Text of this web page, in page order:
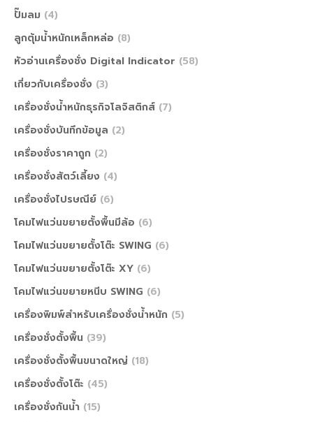
ปั๊มลม (4)
ลูกตุ้มน้ำหนักเหล็กหล่อ (8)
หัวอ่านเครื่องชั่ง Digital Indicator (58)
เกี่ยวกับเครื่องชั่ง (3)
เครื่องชั่งน้ำหนักธุรกิจโลจิสติกส์ (7)
เครื่องชั่งบันทึกข้อมูล (2)
เครื่องชั่งราคาถูก (2)
เครื่องชั่งสัตว์เลี้ยง (4)
เครื่องชั่งไปรษณีย์ (6)
โคมไฟแว่นขยายตั้งพื้นมีล้อ (6)
โคมไฟแว่นขยายตั้งโต๊ะ SWING (6)
โคมไฟแว่นขยายตั้งโต๊ะ XY (6)
โคมไฟแว่นขยายหนีบ SWING (6)
เครื่องพิมพ์สำหรับเครื่องชั่งน้ำหนัก (5)
เครื่องชั่งตั้งพื้น (39)
เครื่องชั่งตั้งพื้นขนาดใหญ่ (18)
เครื่องชั่งตั้งโต๊ะ (45)
เครื่องชั่งกันน้ำ (15)